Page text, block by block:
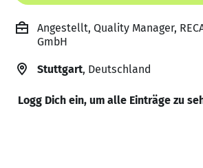
Angestellt, Quality Manager,
GmbH
Stuttgart, Deutschland
Logg Dich ein, um alle Einträge zu